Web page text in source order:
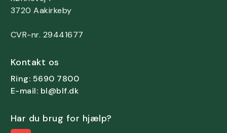
3720 Aakirkeby
CVR-nr. 29441677
Kontakt os
Ring: 5690 7800
E-mail: bl@blf.dk
Har du brug for hjælp?